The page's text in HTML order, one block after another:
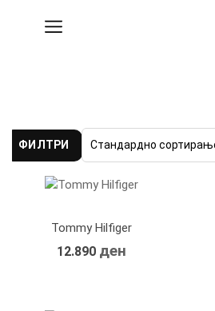
ФИЛТРИ
Tommy Hilfiger
12.890 ден